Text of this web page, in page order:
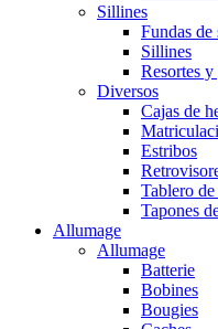
Sillines
Fundas de
Sillines
Resortes y
Diversos
Cajas de
Estribos
Tablero
Tapones
Allumage
Allumage
Batterie
Bobines
Bougies